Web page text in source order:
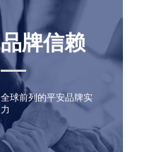
品牌信赖
全球前列的平安品牌实
力